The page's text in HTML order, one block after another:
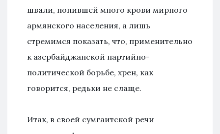
швали, попившей много крови мирного
армянского населения, а лишь
стремимся показать, что, применительно
к азербайджанской партийно-
политической борьбе, хрен, как
говорится, редьки не слаще.
Итак, в своей сумгаитской речи